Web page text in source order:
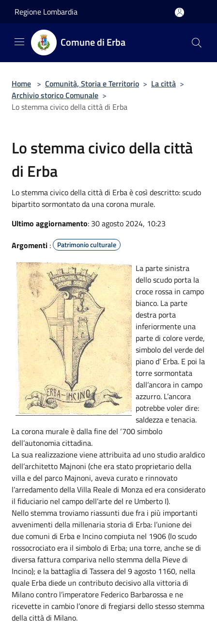
Regione Lombardia
Comune di Erba
Home > Comunità, Storia e Territorio > La città >
Archivio storico Comunale >
Lo stemma civico della città di Erba
Lo stemma civico della città
di Erba
Lo stemma civico della città di Erba è così descritto: scudo
bipartito sormontato da una corona murale.
Ultimo aggiornamento: 30 agosto 2024, 10:23
Argomenti : Patrimonio culturale
La parte sinistra
dello scudo porta la
croce rossa in campo
bianco. La parte
destra porta
inferiormente una
parte di colore verde,
simbolo del verde del
piano d’ Erba. E poi la
torre sormontata
dall’ancora in campo
azzurro. L’ancora
potrebbe voler dire:
saldezza e tenacia.
La corona murale è dalla fine del ‘700 simbolo
dell’autonomia cittadina.
La sua realizzazione viene attribuita ad uno studio araldico
dell’architetto Majnoni (che era stato proprietario della
villa e del parco Majnoni, aveva curato e rinnovato
l’arredamento della Villa Reale di Monza ed era considerato
il fiduciario nel campo dell’arte del re Umberto I).
Nello stemma troviamo riassunti due fra i più importanti
avvenimenti della millenaria storia di Erba: l’unione dei
due comuni di Erba e Incino compiuta nel 1906 (lo scudo
rossocrociato era il simbolo di Erba; una torre, anche se di
diversa fattura compariva nello stemma della Pieve di
Incino); e la battaglia di Tassera del 9 agosto 1160, nella
quale Erba diede un contributo decisivo alla vittoria di
Milano contro l’imperatore Federico Barbarossa e ne
ricevette in cambio l’onore di fregiarsi dello stesso stemma
della città di Milano.